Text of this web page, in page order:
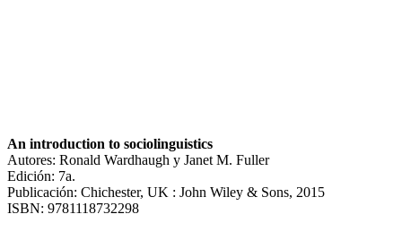
An introduction to sociolinguistics
Autores: Ronald Wardhaugh y Janet M. Fuller
Edición: 7a.
Publicación: Chichester, UK : John Wiley & Sons, 2015
ISBN: 9781118732298